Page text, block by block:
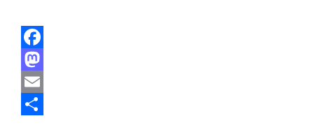
Facebook
Mastodon
Email